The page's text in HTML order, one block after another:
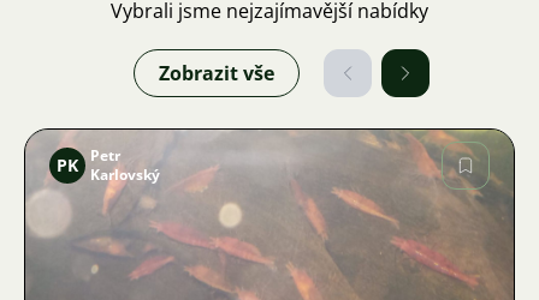
Vybrali jsme nejzajímavější nabídky
Zobrazit vše
Obrázek
PK
Petr
Karlovský